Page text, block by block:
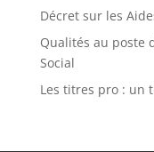
Décret sur les
Qualités au poste
Social
Les titres pro : un